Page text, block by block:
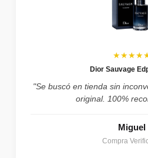
Dior Sauvage
"Se buscó en tienda sin
original. 100%
Miguel
Compra